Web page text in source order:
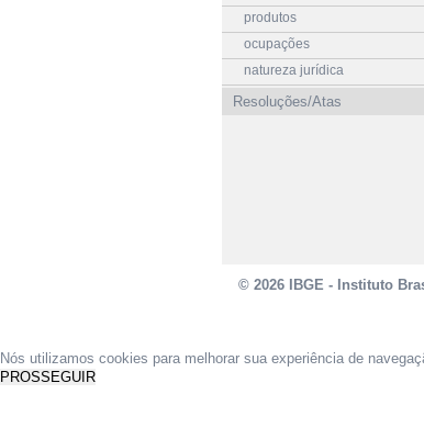
produtos
ocupações
natureza jurídica
Resoluções/Atas
© 2026 IBGE - Instituto
Nós utilizamos cookies para melhorar sua experiência de
PROSSEGUIR